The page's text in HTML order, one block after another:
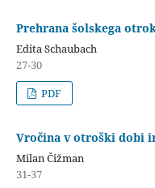
Prehrana šolskega
Edita Schaubach
27-30
PDF
Vročina v otroški dobi
Milan Čižman
31-37